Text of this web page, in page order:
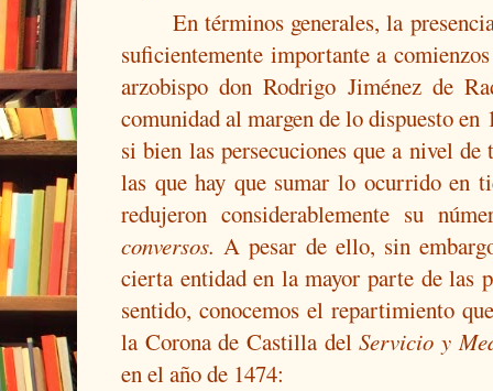
En términos generales, la
suficientemente importante a
arzobispo don Rodrigo Jiménez de
comunidad al margen de lo dispuesto
si bien las persecuciones que a nivel
las que hay que sumar lo ocurrido en
redujeron considerablemente su
conversos.A pesar de ello, sin
cierta entidad en la mayor parte de las
sentido, conocemos el repartimiento
la Corona de Castilla delServicio y
en el año de 1474: